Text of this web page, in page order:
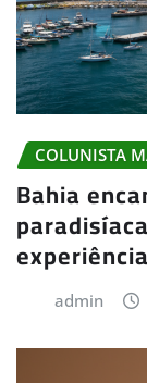
COLUNISTA
Bahia
admin